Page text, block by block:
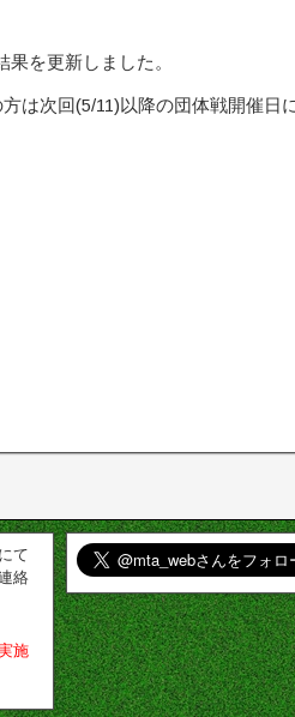
を更新しました。
は次回(5/11)以降の団体戦開催
て
絡
施